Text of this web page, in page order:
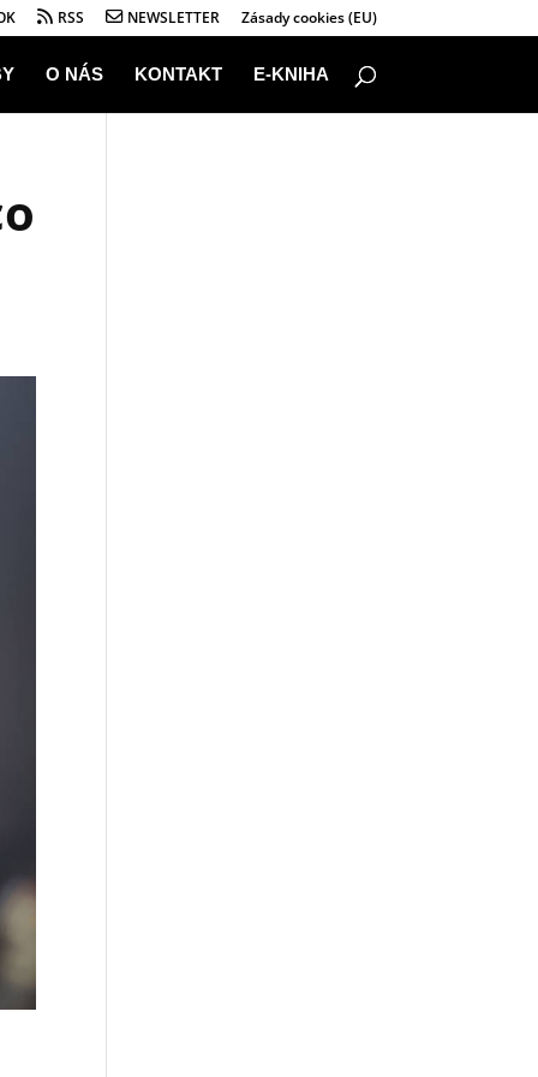
RSS NEWSLETTER Zásady cookies (EU)
O NÁS KONTAKT E-KNIHA